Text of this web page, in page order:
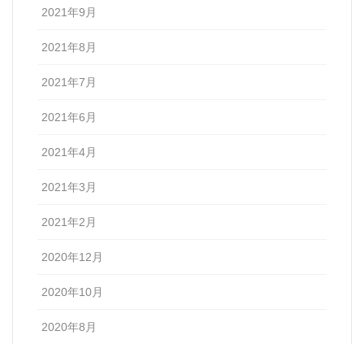
2021年9月
2021年8月
2021年7月
2021年6月
2021年4月
2021年3月
2021年2月
2020年12月
2020年10月
2020年8月